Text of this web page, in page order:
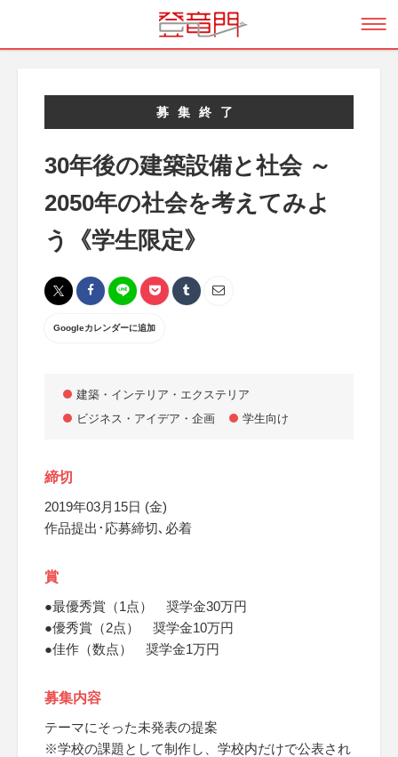
募集終了
30年後の建築設備と社会 ～
2050年の社会を考えてみよ
う《学生限定》
Googleカレンダーに追加
建築・インテリア・エクステリア
ビジネス・アイデア・企画
学生向け
締切
2019年03月15日 (金)
作品提出･応募締切､必着
賞
●最優秀賞（1点） 奨学金30万円
●優秀賞（2点） 奨学金10万円
●佳作（数点） 奨学金1万円
募集内容
テーマにそった未発表の提案
※学校の課題として制作し、学校内だけで公表され